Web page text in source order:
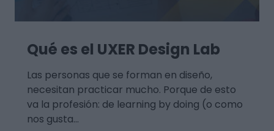
Qué es el UXER Design Lab
Las personas que se forman en diseño,
necesitan practicar mucho. Porque de esto
va la profesión: de learning by doing (o como
nos gusta…